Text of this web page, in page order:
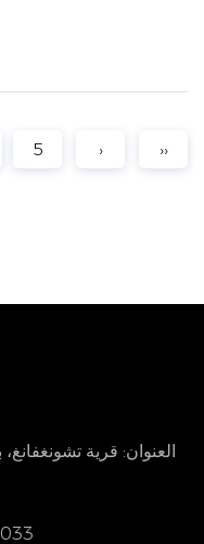
5 › ››
العنوان: قرية